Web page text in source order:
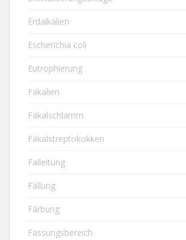
Erdalkalien
Escherichia coli
Eutrophierung
Fäkalien
Fäkalschlamm
Fäkalstreptokokken
Falleitung
Fällung
Färbung
Fassungsbereich